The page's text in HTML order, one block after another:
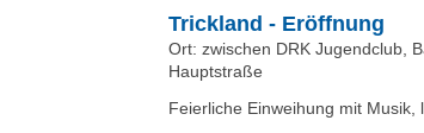
Trickland - Eröffnung
Ort: zwischen DRK Jugendclub,
Hauptstraße
Feierliche Einweihung mit